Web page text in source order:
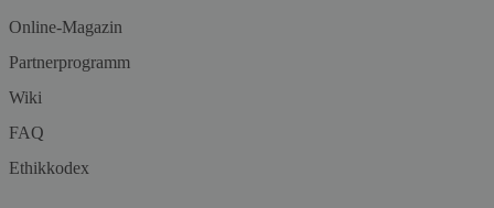
Online-Magazin
Partnerprogramm
Wiki
FAQ
Ethikkodex